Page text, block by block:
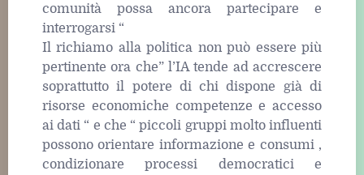
comunità possa ancora partecipare e
interrogarsi “
Il richiamo alla politica non può essere più
pertinente ora che” l’IA tende ad accrescere
soprattutto il potere di chi dispone già di
risorse economiche competenze e accesso
ai dati “ e che “ piccoli gruppi molto influenti
possono orientare informazione e consumi ,
condizionare processi democratici e